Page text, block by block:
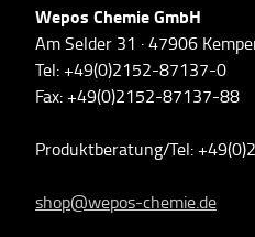
Wepos Chemie GmbH
Am Selder 31 · 47906
Tel: +49(0)2152-87137-0
Fax: +49(0)2152-87137-88
Produktberatung/Tel:
shop@wepos-chemie.de